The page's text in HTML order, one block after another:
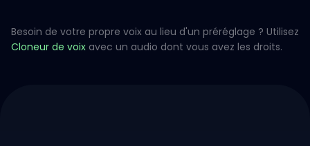
Besoin de votre propre voix au lieu d'un préréglage ? Utilisez
Cloneur de voix avec un audio dont vous avez les droits.